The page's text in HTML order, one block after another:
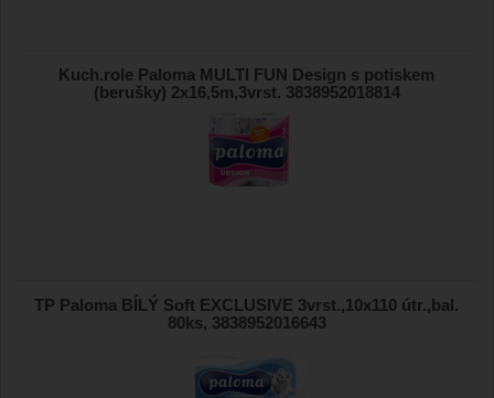
Kuch.role Paloma MULTI FUN Design s potiskem
(berušky) 2x16,5m,3vrst. 3838952018814
TP Paloma BÍLÝ Soft EXCLUSIVE 3vrst.,10x110 útr.,bal.
80ks, 3838952016643